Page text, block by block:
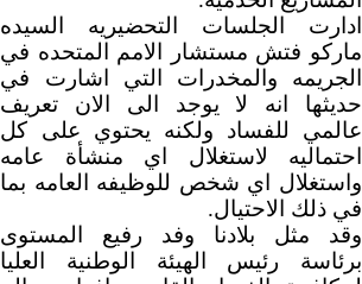
ادارت الجلسات التحضيريه السيده
ماركو فتش مستشار الامم المتحده في
الجريمه والمخدرات التي اشارت في
حديثها انه لا يوجد الى الان تعريف
عالمي للفساد ولكنه يحتوي على كل
احتماليه لاستغلال اي منشأة عامه
واستغلال اي شخص للوظيفه العامه بما
في ذلك الاحتيال.
وقد مثل بلادنا وفد رفيع المستوى
برئاسة رئيس الهيئة الوطنية العليا